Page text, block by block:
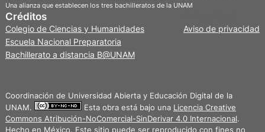
Una alianza que establecen los tres bachilleratos de la UNAM
Créditos
Colegio de Ciencias y Humanidades
Escuela Nacional Preparatoria
Bachillerato a distancia B@UNAM
Aviso de privacidad
Coordinación de Universidad Abierta y Educación Digital de la
UNAM.
Esta obra está bajo una Licencia Creative
Commons Atribución-NoComercial-SinDerivar 4.0 Internacional.
Hecho en México. Este sitio puede ser reproducido con fines no